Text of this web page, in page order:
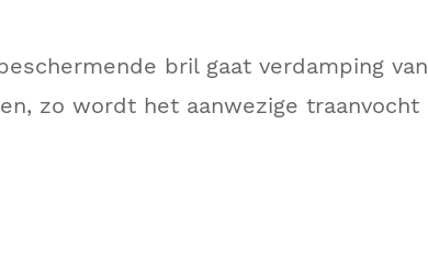
bril gaat verdamping van
zo wordt het aanwezige traanvocht